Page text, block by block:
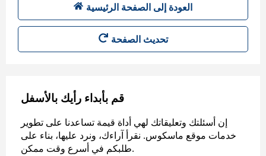
العودة إلى الصفحة الرئيسية
تحديث الصفحة
قم بأبداء رأيك بالأسفل
إن أسئلتك وتعليقاتك لهي أداة قيمة تساعدنا على تطوير
خدمات موقع ماسكوس. نقرأ آراءك، ونرد عليها، بناء على
طلبكم في أسرع وقت ممكن.